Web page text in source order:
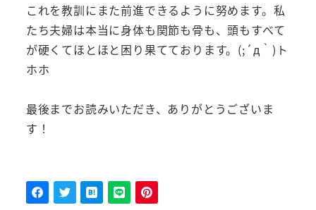
これを教訓にまた前進できるように努めます。私
たち夫婦は本当に身体も関節も骨も、頭もすべて
が硬くてほとほと困り果てております。(;´д｀)ト
ホホ
最後までお読みいただき、ありがとうございま
す！